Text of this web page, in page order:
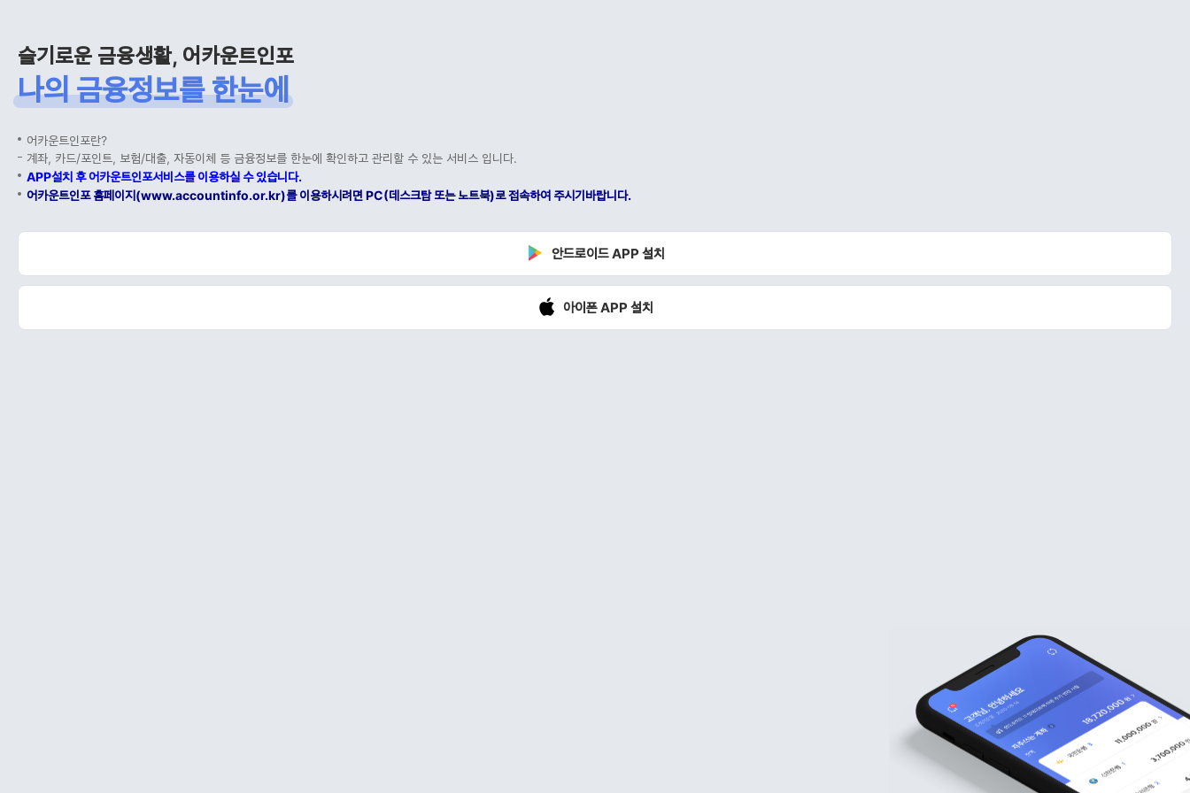
슬기로운 금융생활, 어카운트인포
나의 금융정보를 한눈에
어카운트인포란?
계좌, 카드/포인트, 보험/대출, 자동이체 등 금융정보를 한눈에 확인하고 관리할 수 있는 서비스 입니다.
APP설치 후 어카운트인포서비스를 이용하실 수 있습니다.
어카운트인포 홈페이지(www.accountinfo.or.kr)를 이용하시려면 PC(데스크탑 또는 노트북)로 접속하여 주시기바랍니다.
안드로이드 APP 설치
아이폰 APP 설치